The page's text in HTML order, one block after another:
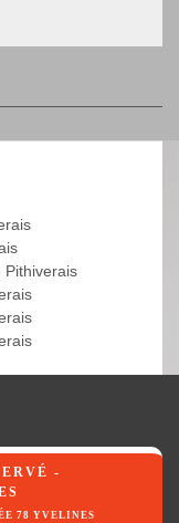
Pithiverais
-
78 YVELINES